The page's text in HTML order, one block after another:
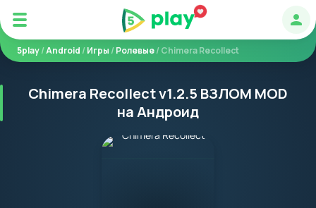
5play/Android /Игры /Ролевые/ Chimera Recollect
Chimera Recollect v1.2.5 ВЗЛОМ MOD
на Андроид